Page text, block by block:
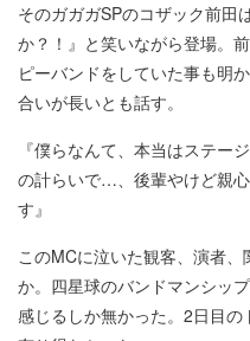
そのガガガSPのコザック前田
か？！』と笑いながら登場。
ピーバンドをしていた事も明
合いが長いとも話す。
『僕らなんて、本当はステー
の計らいで…、後輩やけど親
す』
このMCに泣いた観客、演者
か。四星球のバンドマンシッ
感じるしか無かった。2日目